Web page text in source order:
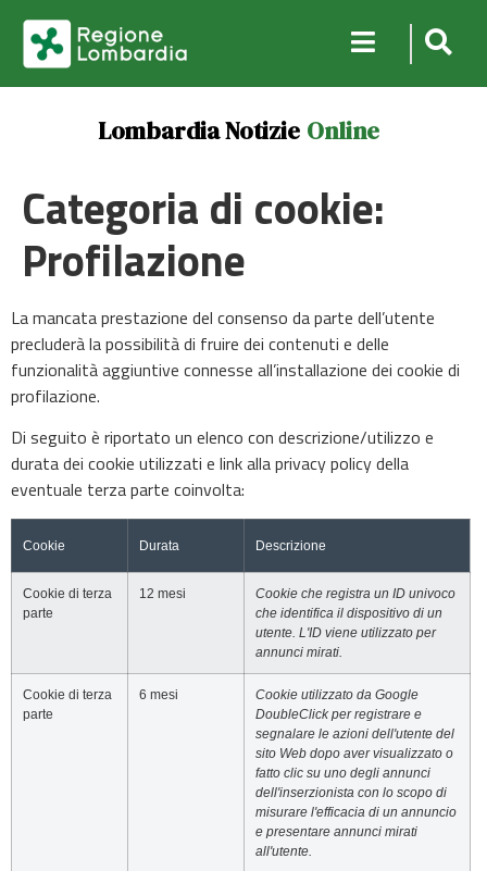
Lombardia Notizie Online
Categoria di cookie:
Profilazione
La mancata prestazione del consenso da parte dell’utente
precluderà la possibilità di fruire dei contenuti e delle
funzionalità aggiuntive connesse all’installazione dei cookie di
profilazione.
Di seguito è riportato un elenco con descrizione/utilizzo e
durata dei cookie utilizzati e link alla privacy policy della
eventuale terza parte coinvolta:
Cookie Durata Descrizione
Cookie di terza
parte
12 mesi
Cookie che registra un ID univoco
che identifica il dispositivo di un
utente. L'ID viene utilizzato per
annunci mirati.
Cookie di terza
parte
6 mesi
Cookie utilizzato da Google
DoubleClick per registrare e
segnalare le azioni dell'utente del
sito Web dopo aver visualizzato o
fatto clic su uno degli annunci
dell'inserzionista con lo scopo di
misurare l'efficacia di un annuncio
e presentare annunci mirati
all'utente.